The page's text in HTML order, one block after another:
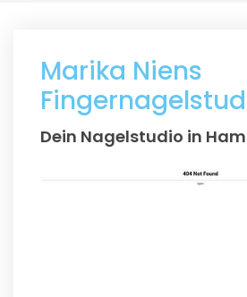
Marika Niens
Dein Nagelstudio in